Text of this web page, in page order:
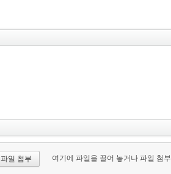
파일 첨부 여기에 파일을 끌어 놓거나 파일 첨